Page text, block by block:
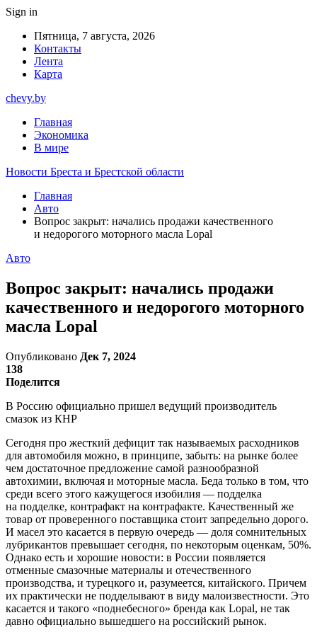
Sign in
Пятница, 7 августа, 2026
Контакты
Лента
Карта
chevy.by
Главная
Экономика
В мире
Новости Бреста и Брестской области
Главная
Авто
Вопрос закрыт: начались продажи качественного
и недорогого моторного масла Lopal
Авто
Вопрос закрыт: начались продажи
качественного и недорогого моторного
масла Lopal
Опубликовано Дек 7, 2024
138
Поделится
В Россию официально пришел ведущий производитель
смазок из КНР
Сегодня про жесткий дефицит так называемых расходников
для автомобиля можно, в принципе, забыть: на рынке более
чем достаточное предложение самой разнообразной
автохимии, включая и моторные масла. Беда только в том, что
среди всего этого кажущегося изобилия — подделка
на подделке, контрафакт на контрафакте. Качественный же
товар от проверенного поставщика стоит запредельно дорого.
И масел это касается в первую очередь — доля сомнительных
лубрикантов превышает сегодня, по некоторым оценкам, 50%.
Однако есть и хорошие новости: в России появляется
отменные смазочные материалы и отечественного
производства, и турецкого и, разумеется, китайского. Причем
их практически не подделывают в виду малоизвестности. Это
касается и такого «поднебесного» бренда как Lopal, не так
давно официально вышедшего на российский рынок.